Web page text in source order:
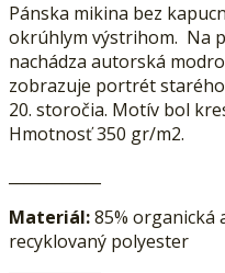
Pánska mikina bez
okrúhlym výstrihom. Na
nachádza autorská
zobrazuje portrét
20. storočia. Motív bol
Hmotnosť 350 gr/m2.
Materiál:85% organická
recyklovaný polyester